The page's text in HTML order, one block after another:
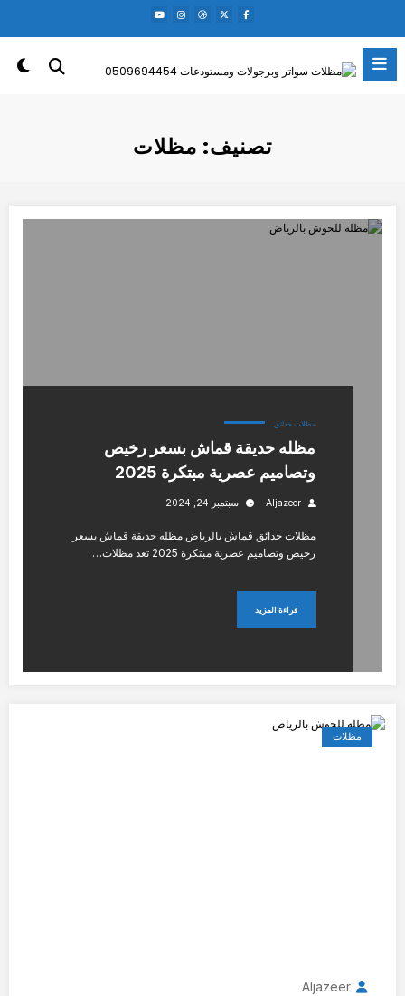
المحتوى
تصنيف: مظلات
مظلات حدائق
مظله حديقة قماش بسعر رخيص
وتصاميم عصرية مبتكرة 2025
Aljazeer سبتمبر 24, 2024
مظلات حدائق قماش بالرياض مظله حديقة قماش بسعر
رخيص وتصاميم عصرية مبتكرة 2025 تعد مظلات…
قراءة المزيد
مظلات
Aljazeer